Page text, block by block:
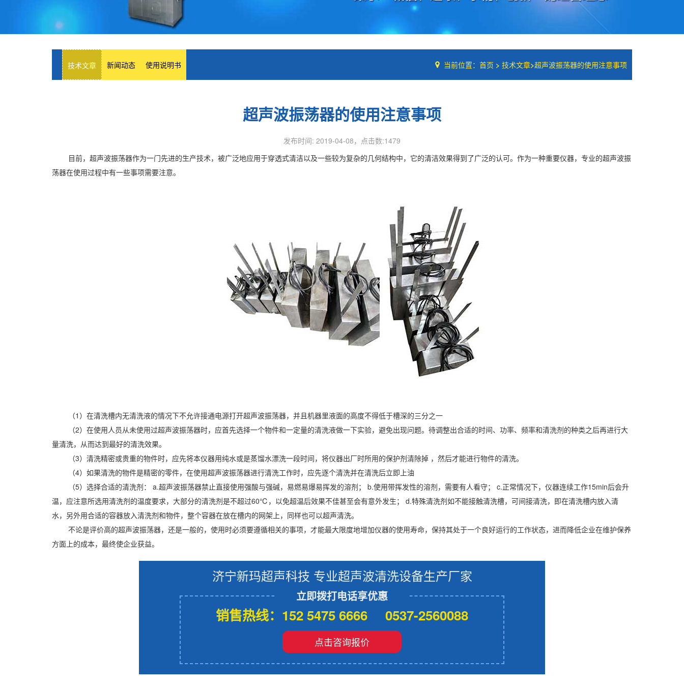
技术文章 新闻动态 使用说明书 当前位置： 首页 > 技术文章>超声波振荡器​的使用注意事项
超声波振荡器​的使用注意事项
发布时间: 2019-04-08，点击数:1479
目前，超声波振荡器作为一门先进的生产技术，被广泛地应用于穿透式清洁以及一些较为复杂的几何结构中，它的清洁效果得到了广泛的认可。作为一种重要仪器，专业的超声波振
荡器在使用过程中有一些事项需要注意。
（1）在清洗槽内无清洗液的情况下不允许接通电源打开超声波振荡器，并且机器里液面的高度不得低于槽深的三分之一
（2）在使用人员从未使用过超声波振荡器时，应首先选择一个物件和一定量的清洗液做一下实验，避免出现问题。待调整出合适的时间、功率、频率和清洗剂的种类之后再进行大
量清洗，从而达到最好的清洗效果。
（3）清洗精密或贵重的物件时，应先将本仪器用纯水或是蒸馏水漂洗一段时间，将仪器出厂时所用的保护剂清除掉 ，然后才能进行物件的清洗。
（4）如果清洗的物件是精密的零件，在使用超声波振荡器进行清洗工作时，应先逐个清洗并在清洗后立即上油
（5）选择合适的清洗剂： a.超声波振荡器禁止直接使用强酸与强碱，易燃易爆易挥发的溶剂； b.使用带挥发性的溶剂，需要有人看守； c.正常情况下，仪器连续工作15min后会升
温，应注意所选用清洗剂的温度要求，大部分的清洗剂是不超过60℃，以免超温后效果不佳甚至会有意外发生； d.特殊清洗剂如不能接触清洗槽，可间接清洗，即在清洗槽内放入清
水，另外用合适的容器放入清洗剂和物件，整个容器在放在槽内的网架上，同样也可以超声清洗。
不论是评价高的超声波振荡器，还是一般的，使用时必须要遵循相关的事项，才能最大限度地增加仪器的使用寿命，保持其处于一个良好运行的工作状态，进而降低企业在维护保养
方面上的成本，最终使企业获益。
济宁新玛超声科技 专业超声波清洗设备生产厂家
立即拨打电话享优惠
销售热线：152 5475 6666 0537-2560088
点击咨询报价